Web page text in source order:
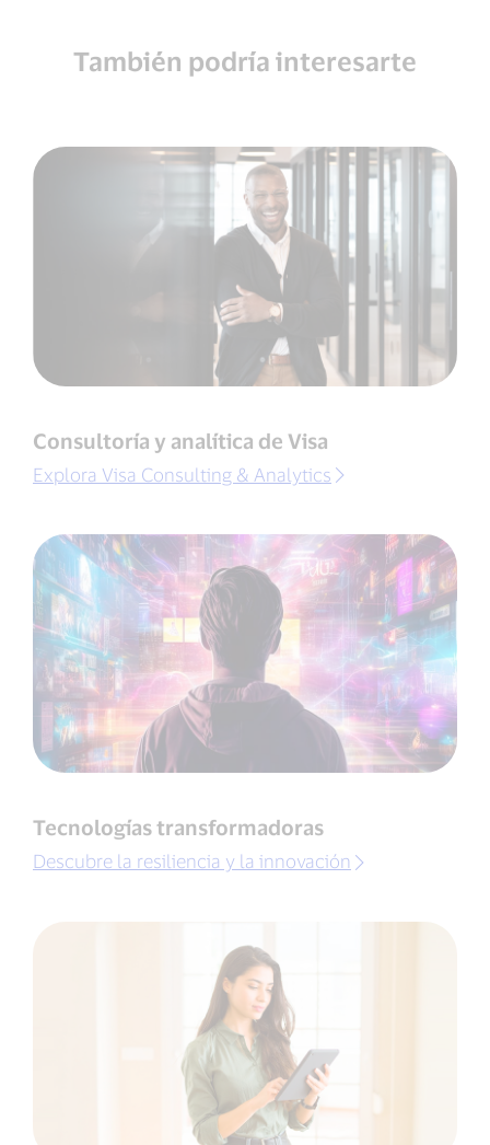
También podría interesarte
Consultoría y analítica de Visa
Explora Visa Consulting & Analytics
Tecnologías transformadoras
Descubre la resiliencia y la innovación